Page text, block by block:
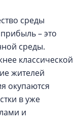
среды
– это
среды.
классической
жителей
окупаются
в уже
и